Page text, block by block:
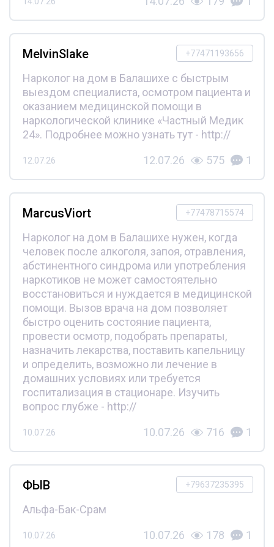
+77471193656
MelvinSlake
Нарколог на дом в Балашихе с быстрым
выездом специалиста, осмотром пациента и
оказанием медицинской помощи в
наркологической клинике «Частный Медик
24». Подробнее можно узнать тут - http://
12.07.26 12.07.26 575 1
+77478715574
MarcusViort
Нарколог на дом в Балашихе нужен, когда
человек после алкоголя, запоя, отравления,
абстинентного синдрома или употребления
наркотиков не может самостоятельно
восстановиться и нуждается в медицинской
помощи. Вызов врача на дом позволяет
быстро оценить состояние пациента,
провести осмотр, подобрать препараты,
назначить лекарства, поставить капельницу
и определить, возможно ли лечение в
домашних условиях или требуется
госпитализация в стационаре. Изучить
вопрос глубже - http://
10.07.26 10.07.26 716 1
+79637235395
ФЫВ
Альфа-Бак-Срам
10.07.26 10.07.26 178 1